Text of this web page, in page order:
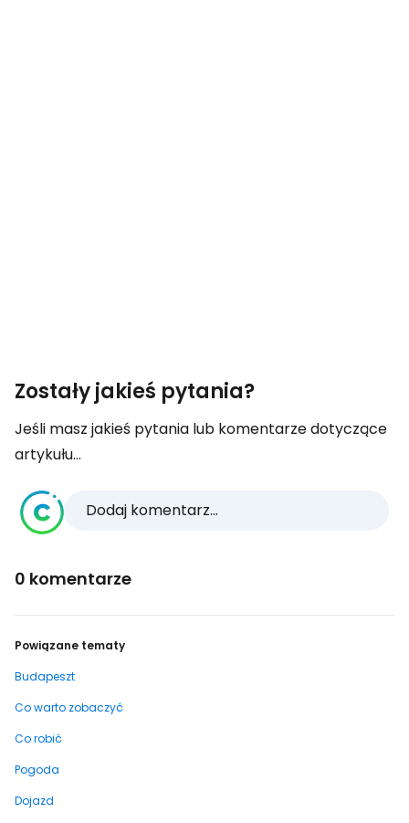
Zostały jakieś pytania?
Jeśli masz jakieś pytania lub komentarze dotyczące
artykułu...
Dodaj komentarz...
0 komentarze
Powiązane tematy
Budapeszt
Co warto zobaczyć
Co robić
Pogoda
Dojazd